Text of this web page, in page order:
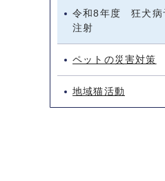
令和8年度 狂犬病
注射
ペットの災害対策
地域猫活動